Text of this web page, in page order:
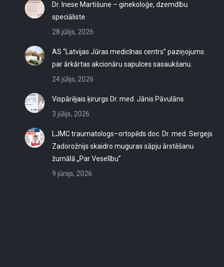
Dr. Inese Martišune – ginekoloģe, dzemdību
speciāliste
28 jūlijs, 2026
AS “Latvijas Jūras medicīnas centrs” paziņojums
par ārkārtas akcionāru sapulces sasaukšanu.
24 jūlijs, 2026
Vispārējais ķirurgs Dr. med. Jānis Pāvulāns
3 jūlijs, 2026
LJMC traumatologs–ortopēds doc. Dr. med. Sergejs
Zadorožnijs skaidro muguras sāpju ārstēšanu
žurnālā „Par Veselību”
9 jūnijs, 2026